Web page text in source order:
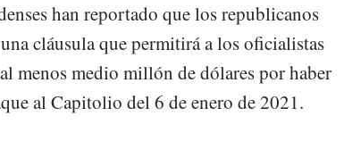
han reportado que los republicanos
cláusula que permitirá a los oficialistas
menos medio millón de dólares por haber
al Capitolio del 6 de enero de 2021.